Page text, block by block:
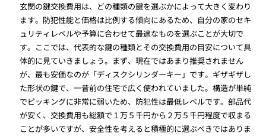
玄関の鍵交換費用は、どの種類の鍵を選ぶかによって大きく変わり
ます。防犯性能と価格は比例する傾向にあるため、自分の家のセキ
ュリティレベルや予算に合わせて最適なものを選ぶことが大切で
す。ここでは、代表的な鍵の種類とその交換費用の目安について具
体的に見ていきましょう。まず、現在ではあまり推奨されません
が、最も安価なのが「ディスクシリンダーキー」です。ギザギザし
た形状の鍵で、一昔前の住宅で広く使われていました。構造が単純
でピッキングに非常に弱いため、防犯性は最低レベルです。部品代
が安く、交換費用も総額で１万５千円から２万５千円程度で収まる
ことが多いですが、安全性を考えると積極的に選ぶべきではありま